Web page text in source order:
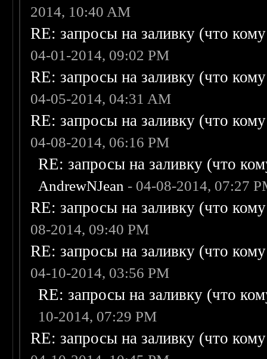
2014, 10:40 AM
RE: запросы на заливку (что
04-01-2014, 09:02 PM
RE: запросы на заливку (что
04-05-2014, 04:31 AM
RE: запросы на заливку (что
04-08-2014, 06:16 PM
RE: запросы на заливку (что
AndrewNJean - 04-08-2014, 07:27
RE: запросы на заливку (что
08-2014, 09:40 PM
RE: запросы на заливку (что
04-10-2014, 03:56 PM
RE: запросы на заливку (что
10-2014, 07:29 PM
RE: запросы на заливку (что